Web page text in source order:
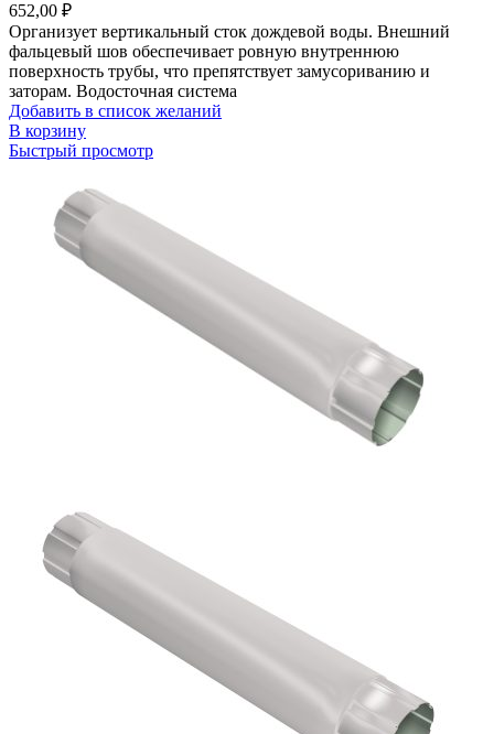
652,00 ₽
Организует вертикальный сток дождевой воды. Внешний
фальцевый шов обеспечивает ровную внутреннюю
поверхность трубы, что препятствует замусориванию и
заторам. Водосточная система
Добавить в список желаний
В корзину
Быстрый просмотр